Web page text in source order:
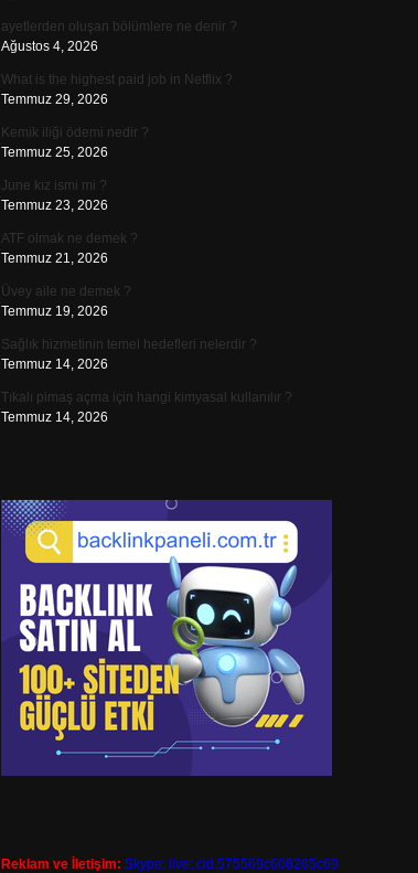
ayetlerden oluşan bölümlere ne denir ?
Ağustos 4, 2026
What is the highest paid job in Netflix ?
Temmuz 29, 2026
Kemik iliği ödemi nedir ?
Temmuz 25, 2026
June kız ismi mi ?
Temmuz 23, 2026
ATF olmak ne demek ?
Temmuz 21, 2026
Üvey aile ne demek ?
Temmuz 19, 2026
Sağlık hizmetinin temel hedefleri nelerdir ?
Temmuz 14, 2026
Tıkalı pimaş açma için hangi kimyasal kullanılır ?
Temmuz 14, 2026
Reklam ve İletişim: Skype: live:.cid.575569c608265c69